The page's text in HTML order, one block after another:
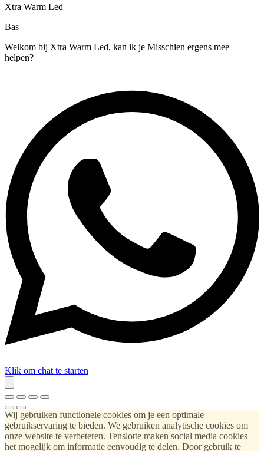
Xtra Warm Led
Bas
Welkom bij Xtra Warm Led, kan ik je Misschien ergens mee
helpen?
Klik om chat te starten
Wij gebruiken functionele cookies om je een optimale
gebruikservaring te bieden. We gebruiken analytische cookies om
onze website te verbeteren. Tenslotte maken social media cookies
het mogelijk om informatie eenvoudig te delen. Door gebruik te